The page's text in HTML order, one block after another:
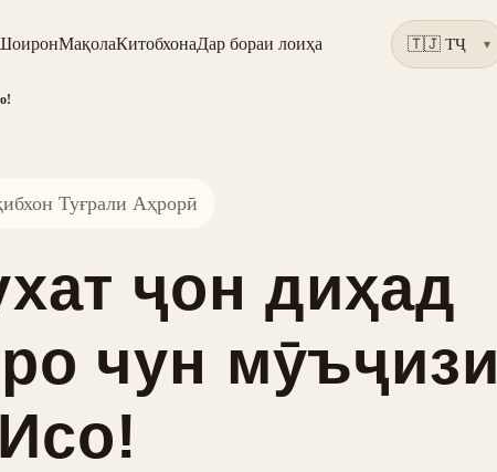
МақолаКитобхонаДар бораи лоиҳа ▾
Туғрали Аҳрорӣ
ҷон диҳад
чун мӯъҷизи
Исо!